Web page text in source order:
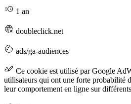
1 an
doubleclick.net
ads/ga-audiences
Ce cookie est utilisé par Google
utilisateurs qui ont une forte probabilité
leur comportement en ligne sur